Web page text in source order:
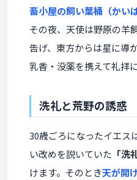
畜小屋の飼い葉桶（かい
その夜、天使は野原の羊
告げ、東方からは星に導
乳香・没薬を携えて礼拝
洗礼と荒野の誘惑
30歳ごろになったイエス
い改めを説いていた 「洗
けます。そのとき天が開